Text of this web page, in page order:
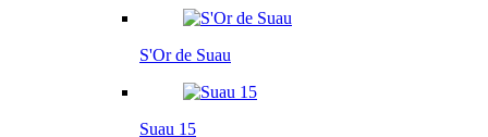
S'Or de Suau
Suau 15